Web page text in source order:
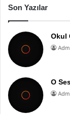
Son Yazılar
Okul
O